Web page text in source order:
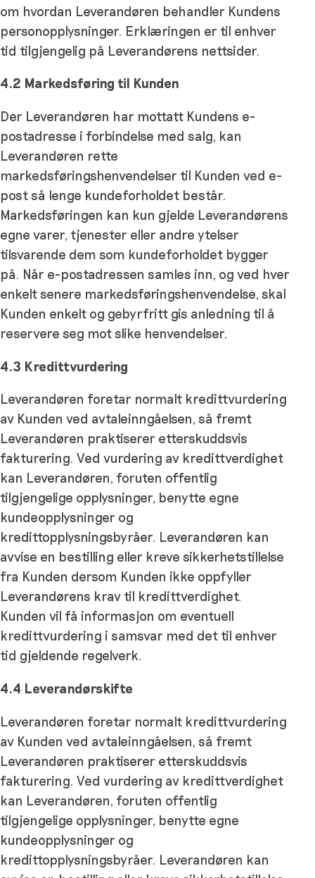
om hvordan Leverandøren behandler Kundens
personopplysninger. Erklæringen er til enhver
tid tilgjengelig på Leverandørens nettsider.
4.2 Markedsføring til Kunden
Der Leverandøren har mottatt Kundens e-
postadresse i forbindelse med salg, kan
Leverandøren rette
markedsføringshenvendelser til Kunden ved e-
post så lenge kundeforholdet består.
Markedsføringen kan kun gjelde Leverandørens
egne varer, tjenester eller andre ytelser
tilsvarende dem som kundeforholdet bygger
på. Når e-postadressen samles inn, og ved hver
enkelt senere markedsføringshenvendelse, skal
Kunden enkelt og gebyrfritt gis anledning til å
reservere seg mot slike henvendelser.
4.3 Kredittvurdering
Leverandøren foretar normalt kredittvurdering
av Kunden ved avtaleinngåelsen, så fremt
Leverandøren praktiserer etterskuddsvis
fakturering. Ved vurdering av kredittverdighet
kan Leverandøren, foruten offentlig
tilgjengelige opplysninger, benytte egne
kundeopplysninger og
kredittopplysningsbyråer. Leverandøren kan
avvise en bestilling eller kreve sikkerhetstillelse
fra Kunden dersom Kunden ikke oppfyller
Leverandørens krav til kredittverdighet.
Kunden vil få informasjon om eventuell
kredittvurdering i samsvar med det til enhver
tid gjeldende regelverk.
4.4 Leverandørskifte
Leverandøren foretar normalt kredittvurdering
av Kunden ved avtaleinngåelsen, så fremt
Leverandøren praktiserer etterskuddsvis
fakturering. Ved vurdering av kredittverdighet
kan Leverandøren, foruten offentlig
tilgjengelige opplysninger, benytte egne
kundeopplysninger og
kredittopplysningsbyråer. Leverandøren kan